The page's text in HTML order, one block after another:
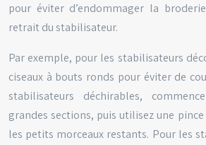
pour éviter d’endommager la
retrait du stabilisateur.
Par exemple, pour les stabilisateurs
ciseaux à bouts ronds pour éviter de
stabilisateurs déchirables,
grandes sections, puis utilisez une
les petits morceaux restants. Pour les